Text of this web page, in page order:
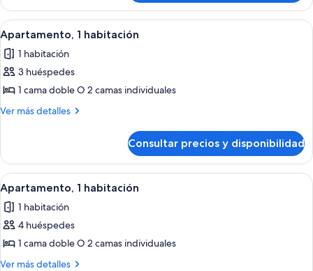
1
habitación
Abrir
todas
las
fotos
de
Apartamento,
Habitación de hotel con cama,
11
Apartamento, 1 habitación
1 habitación
3 huéspedes
1 cama doble O 2 camas individuales
Ver más detalles
Más
1
habitación
Consultar precios y disponibilidad
Abrir
todas
las
fotos
de
Apartamento,
Habitación de hotel con cama,
11
Apartamento, 1 habitación
1 habitación
4 huéspedes
1 cama doble O 2 camas individuales
Ver más detalles
Más